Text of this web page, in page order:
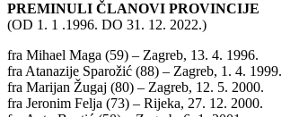
PREMINULI ČLANOVI PROVINCIJE
(OD 1. 1 .1996. DO 31. 12. 2022.)
fra Mihael Maga (59) – Zagreb, 13. 4. 1996.
fra Atanazije Sparožić (88) – Zagreb, 1. 4. 1999.
fra Marijan Žugaj (80) – Zagreb, 12. 5. 2000.
fra Jeronim Felja (73) – Rijeka, 27. 12. 2000.